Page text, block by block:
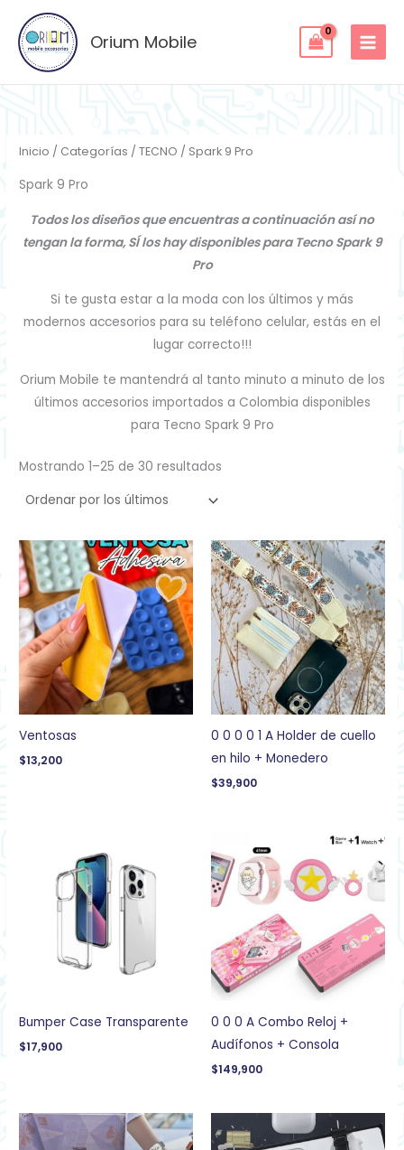
contenido
Orium Mobile
Inicio / Categorías /TECNO / Spark 9 Pro
Spark 9 Pro
Todos los diseños que encuentras a continuación así no
tengan la forma, SÍ los hay disponibles para Tecno Spark 9
Pro
Si te gusta estar a la moda con los últimos y más
modernos accesorios para su teléfono celular, estás en el
lugar correcto!!!
Orium Mobile te mantendrá al tanto minuto a minuto de los
últimos accesorios importados a Colombia disponibles
para Tecno Spark 9 Pro
Mostrando 1–25 de 30 resultados
Ventosas
$13,200
0 0 0 0 1 A Holder de cuello
en hilo + Monedero
$39,900
Bumper Case Transparente
$17,900
0 0 0 A Combo Reloj +
Audífonos + Consola
$149,900